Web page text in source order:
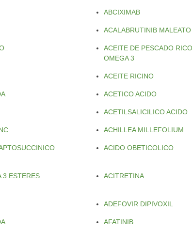
ABCIXIMAB
ACALABRUTINIB MALEATO
ACEITE DE PESCADO
OMEGA 3
ACEITE RICINO
ACETICO ACIDO
ACETILSALICILICO ACIDO
ACHILLEA MILLEFOLIUM
ACIDO OBETICOLICO
3 ESTERES
ACITRETINA
ADEFOVIR DIPIVOXIL
AFATINIB